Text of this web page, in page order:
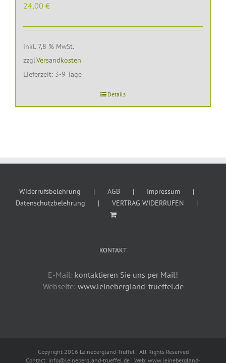
24,00 €
inkl. 7,8 % MwSt.
zzgl.Versandkosten
Lieferzeit: 3-9 Tage
Details
Widerrufsbelehrung AGB
Impressum
Datenschutzbelehrung
VERTRAG WIDERRUFEN
KONTAKT
E-Mail: kontaktieren Sie uns per Mail!
Webseite: www.leinebergland-trueffel.de
Copyright 2016 Leinebergland-Trüffel | All Rights Reserved
Contact: info@leinebergland-trueffel.de | Web: www.leinebergland-